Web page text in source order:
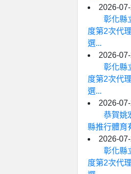
2026-
彰化縣
度第2次代
選...
2026-
彰化縣
度第2次代
選...
2026-
恭賀姚
縣推行體育
2026-
彰化縣
度第2次代